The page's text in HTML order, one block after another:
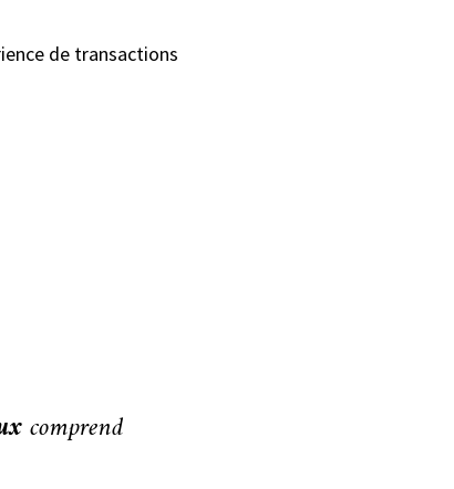
de transactions
comprend